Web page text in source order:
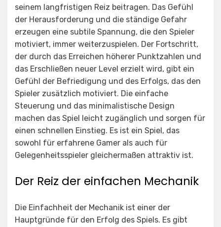
seinem langfristigen Reiz beitragen. Das Gefühl
der Herausforderung und die ständige Gefahr
erzeugen eine subtile Spannung, die den Spieler
motiviert, immer weiterzuspielen. Der Fortschritt,
der durch das Erreichen höherer Punktzahlen und
das Erschließen neuer Level erzielt wird, gibt ein
Gefühl der Befriedigung und des Erfolgs, das den
Spieler zusätzlich motiviert. Die einfache
Steuerung und das minimalistische Design
machen das Spiel leicht zugänglich und sorgen für
einen schnellen Einstieg. Es ist ein Spiel, das
sowohl für erfahrene Gamer als auch für
Gelegenheitsspieler gleichermaßen attraktiv ist.
Der Reiz der einfachen Mechanik
Die Einfachheit der Mechanik ist einer der
Hauptgründe für den Erfolg des Spiels. Es gibt